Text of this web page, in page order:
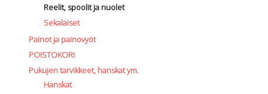
Reelit, spoolit ja nuolet
Sekalaiset
Painot ja painovyöt
POISTOKORI
Pukujen tarvikkeet, hanskat ym.
Hanskat